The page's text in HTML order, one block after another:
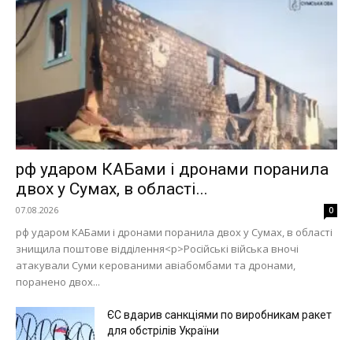
рф ударом КАБами і дронами поранила
двох у Сумах, в області...
07.08.2026 0
рф ударом КАБами і дронами поранила двох у Сумах, в області
знищила поштове відділення<p>Російські війська вночі
атакували Суми керованими авіабомбами та дронами,
поранено двох...
ЄС вдарив санкціями по виробникам ракет
для обстрілів України